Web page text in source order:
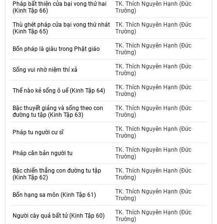
Pháp bất thiện cửa bại vong thứ hai
(Kinh Tập 66)
TK. Thích Nguyên Hạnh (Đức
Trường)
Thù ghét pháp cửa bại vong thứ nhát
(Kinh Tập 65)
TK. Thích Nguyên Hạnh (Đức
Trường)
Bốn pháp là giàu trong Phật giáo
TK. Thích Nguyên Hạnh (Đức
Trường)
Sống vui nhờ niệm thí xả
TK. Thích Nguyên Hạnh (Đức
Trường)
Thế nào kẻ sống ô uế (Kinh Tập 64)
TK. Thích Nguyên Hạnh (Đức
Trường)
Bậc thuyết giảng và sống theo con
đường tu tập (Kinh Tập 63)
TK. Thích Nguyên Hạnh (Đức
Trường)
Pháp tu người cư sĩ
TK. Thích Nguyên Hạnh (Đức
Trường)
Pháp căn bản người tu
TK. Thích Nguyên Hạnh (Đức
Trường)
Bậc chiến thắng con đường tu tập
(Kinh Tập 62)
TK. Thích Nguyên Hạnh (Đức
Trường)
Bốn hạng sa môn (Kinh Tập 61)
TK. Thích Nguyên Hạnh (Đức
Trường)
Người cày quả bất tử (Kinh Tập 60)
TK. Thích Nguyên Hạnh (Đức
Trường)